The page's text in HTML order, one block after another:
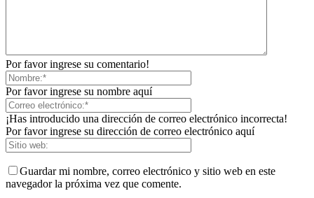
Por favor ingrese su comentario!
Por favor ingrese su nombre aquí
¡Has introducido una dirección de correo electrónico incorrecta!
Por favor ingrese su dirección de correo electrónico aquí
Guardar mi nombre, correo electrónico y sitio web en este
navegador la próxima vez que comente.